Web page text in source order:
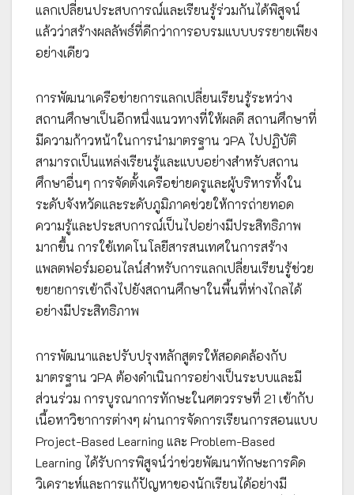
แลกเปลี่ยนประสบการณ์และเรียนรู้ร่วมกันได้พิสูจน์
แล้วว่าสร้างผลลัพธ์ที่ดีกว่าการอบรมแบบบรรยายเพียง
อย่างเดียว
การพัฒนาเครือข่ายการแลกเปลี่ยนเรียนรู้ระหว่าง
สถานศึกษาเป็นอีกหนึ่งแนวทางที่ให้ผลดี สถานศึกษาที่
มีความก้าวหน้าในการนำมาตรฐาน วPA ไปปฏิบัติ
สามารถเป็นแหล่งเรียนรู้และแบบอย่างสำหรับสถาน
ศึกษาอื่นๆ การจัดตั้งเครือข่ายครูและผู้บริหารทั้งใน
ระดับจังหวัดและระดับภูมิภาคช่วยให้การถ่ายทอด
ความรู้และประสบการณ์เป็นไปอย่างมีประสิทธิภาพ
มากขึ้น การใช้เทคโนโลยีสารสนเทศในการสร้าง
แพลตฟอร์มออนไลน์สำหรับการแลกเปลี่ยนเรียนรู้ช่วย
ขยายการเข้าถึงไปยังสถานศึกษาในพื้นที่ห่างไกลได้
อย่างมีประสิทธิภาพ
การพัฒนาและปรับปรุงหลักสูตรให้สอดคล้องกับ
มาตรฐาน วPA ต้องดำเนินการอย่างเป็นระบบและมี
ส่วนร่วม การบูรณาการทักษะในศตวรรษที่ 21 เข้ากับ
เนื้อหาวิชาการต่างๆ ผ่านการจัดการเรียนการสอนแบบ
Project-Based Learning และ Problem-Based
Learning ได้รับการพิสูจน์ว่าช่วยพัฒนาทักษะการคิด
วิเคราะห์และการแก้ปัญหาของนักเรียนได้อย่างมี